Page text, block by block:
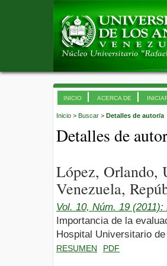
INICIO ACERCA DE
Inicio > Buscar > Detalles de autor/a
Detalles de
López, Orlando,
Venezuela,
Vol. 10, Núm. 19
Importancia de la
Hospital Universitario
RESUMEN PDF